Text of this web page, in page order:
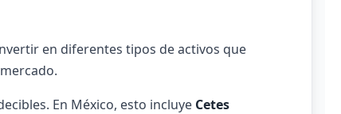
en diferentes tipos de activos que
En México, esto incluye Cetes